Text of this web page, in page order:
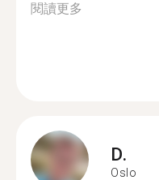
閱讀更多
D.
Oslo